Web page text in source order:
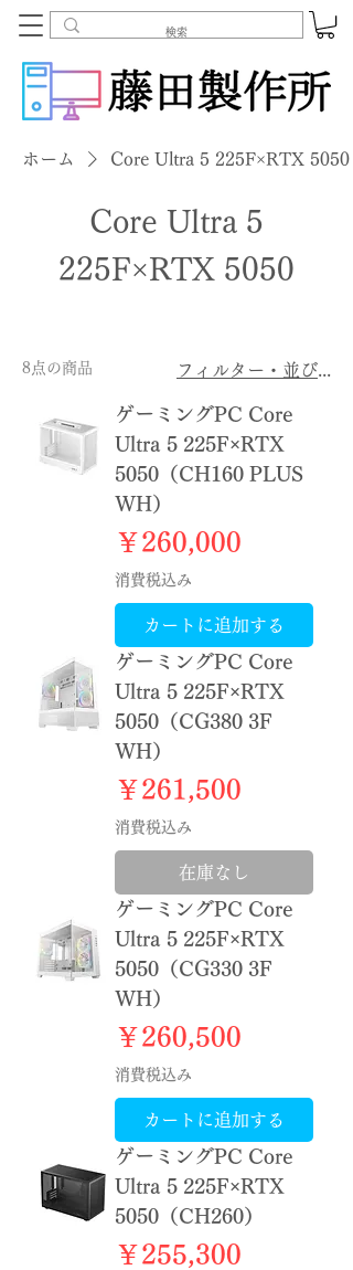
ホーム Core Ultra 5 225F×RTX 5050
Core Ultra 5
225F×RTX 5050
8点の商品 フィルター・並び替え
ゲーミングPC Core
Ultra 5 225F×RTX
5050（CH160 PLUS
WH）
価格
￥260,000
消費税込み
カートに追加する
ゲーミングPC Core
Ultra 5 225F×RTX
5050（CG380 3F
WH）
価格
￥261,500
消費税込み
在庫なし
ゲーミングPC Core
Ultra 5 225F×RTX
5050（CG330 3F
WH）
価格
￥260,500
消費税込み
カートに追加する
ゲーミングPC Core
Ultra 5 225F×RTX
5050（CH260）
価格
￥255,300